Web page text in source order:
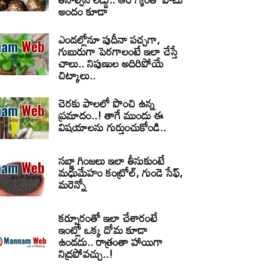
అందం కూడా
ఎండల్లోనూ పుదీనా పచ్చగా,
గుబురుగా పెరగాలంటే ఇలా చేస్తే
చాలు.. నిపుణుల అదిరిపోయే
చిట్కాలు..
చెరకు పాలలో పొంచి ఉన్న
ప్రమాదం..! తాగే ముందు ఈ
విషయాలను గుర్తుంచుకోండి..
సబ్జా గింజలు ఇలా తీసుకుంటే
మధుమేహం కంట్రోల్, గుండె సేఫ్,
మరెన్నో
కర్పూరంతో ఇలా చేశారంటే
ఇంట్లో ఒక్క దోమ కూడా
ఉండదు.. రాత్రంతా హాయిగా
నిద్రపోవచ్చు..!